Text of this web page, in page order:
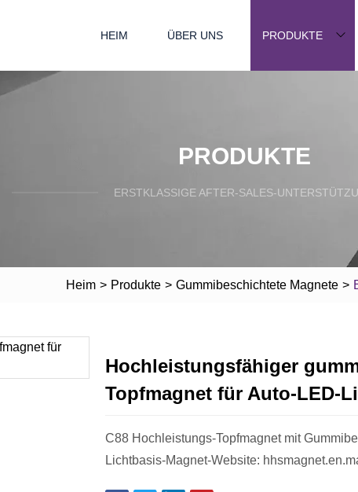
HEIM ÜBER UNS PRODUKTE
PRODUKTE
ERSTKLASSIGE AFTER-SALES-
Heim > Produkte > Gummibeschichtete Magnete >
Hochleistungsfähiger
Topfmagnet für Auto-LED-
C88 Hochleistungs-Topfmagnet mit
Lichtbasis-Magnet-Website: